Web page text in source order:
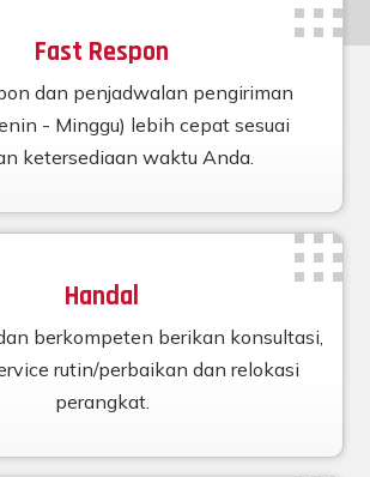
Fast Respon
dan penjadwalan pengiriman
- Minggu) lebih cepat sesuai
ketersediaan waktu Anda.
Handal
berkompeten berikan konsultasi,
rutin/perbaikan dan relokasi
perangkat.